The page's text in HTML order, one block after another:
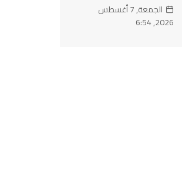
الجمعة, 7 أغسطس
2026, 6:54